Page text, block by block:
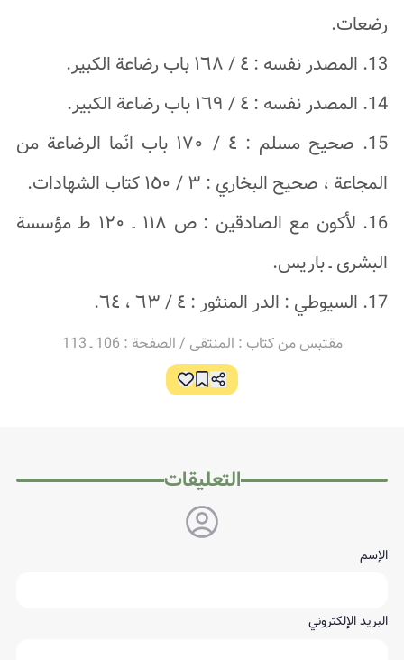
رضعات.
13. المصدر نفسه : ٤ / ١٦٨ باب رضاعة الکبیر.
14. المصدر نفسه : ٤ / ١٦٩ باب رضاعة الکبیر.
15. صحیح مسلم : ٤ / ۱۷۰ باب انّما الرضاعة من
المجاعة ، صحیح البخاري : ٣ / ١٥٠ کتاب الشهادات.
16. لأکون مع الصادقین : ص ۱۱۸ ـ ۱۲۰ ط مؤسسة
البشرى ـ باریس.
17. السیوطي : الدر المنثور : ٤ / ٦٣ ، ٦٤.
مقتبس من كتاب : المنتقى / الصفحة : 106 ـ 113
التعليقات
الإسم
البريد الإلكتروني